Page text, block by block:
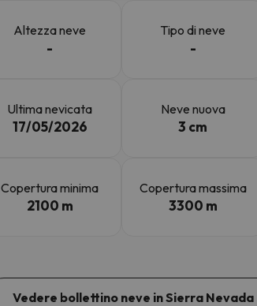
Altezza neve
-
Tipo di neve
-
Ultima nevicata
17/05/2026
Neve nuova
3 cm
Copertura minima
2100 m
Copertura massima
3300 m
Vedere bollettino neve in Sierra Nevada